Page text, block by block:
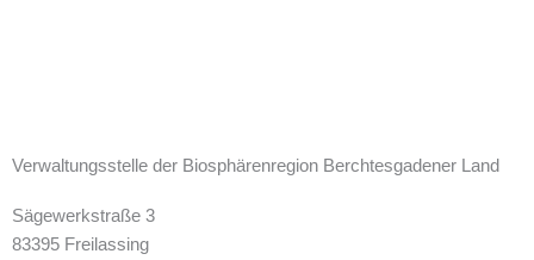
Verwaltungsstelle der Biosphärenregion Berchtesgadener Land
Sägewerkstraße 3
83395 Freilassing